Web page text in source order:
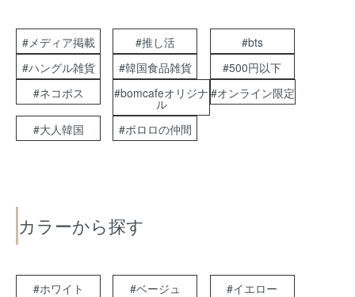
#メディア掲載 #推し活
#bts
#ハングル雑貨
#韓国食品雑貨
#500円以下
#ネコポス
#bomcafeオリジナ
ル
#オンライン限定
#大人韓国 #ポロロの仲間
カラーから探す
#ホワイト #ベージュ
#イエロー